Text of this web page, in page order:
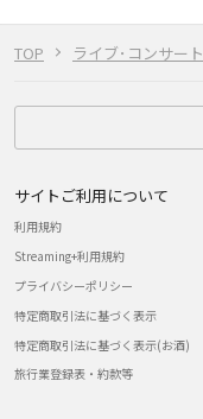
TOP ライブ･コンサート
サイトご利用について
利用規約
Streaming+利用規約
プライバシーポリシー
特定商取引法に基づく表示
特定商取引法に基づく表示(お酒)
旅行業登録表・約款等